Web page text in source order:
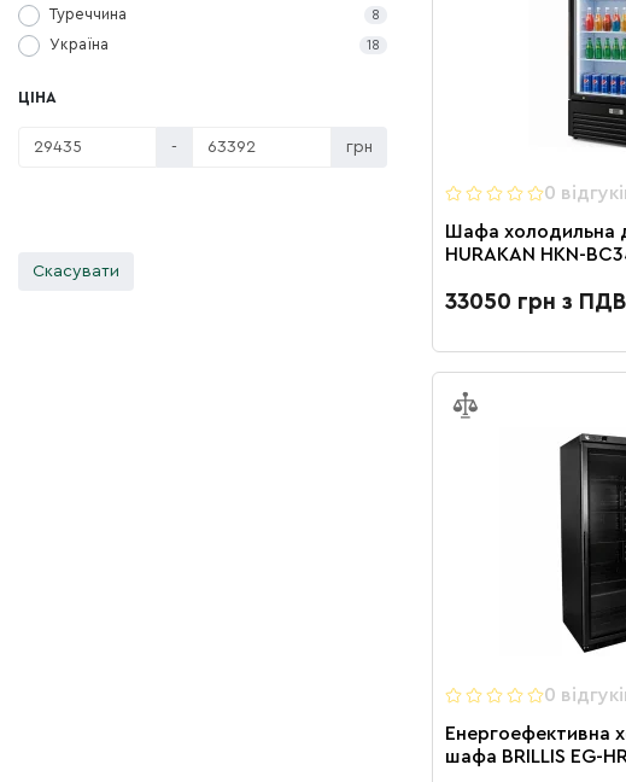
Туреччина 8
Україна 18
ЦIНА
- грн
Скасувати
0
Шафа холодильна
HURAKAN HKN-
33050 грн з ПДВ
0
Енергоефективна
шафа BRILLIS EG-